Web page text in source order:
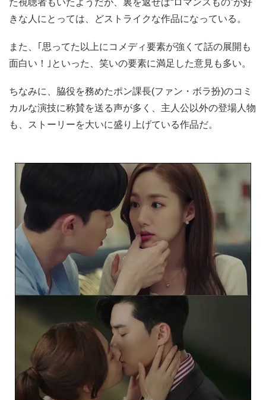
きな人にとっては、どストライクな作品になっている。
また、｢思ってた以上にコメディ要素が強くて話の展開も
面白い！｣といった、笑いの要素に満足した意見も多い。
ちなみに、脇役を務めたポン課長(ファン・ボラ扮)のコミ
カルな演技に称賛を送る声が多く、主人公以外の登場人物
も、ストーリーを大いに盛り上げている作品だ。